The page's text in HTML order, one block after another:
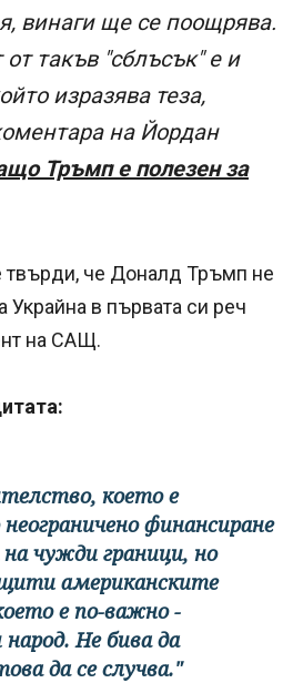
винаги ще се поощрява.
такъв "сблъсък" е и
изразява теза,
на Йордан
Тръмп е полезен за
твърди, че Доналд Тръмп не
в първата си реч
на САЩ.
което е
финансиране
чужди граници, но
американските
е по-важно -
Не бива да
да се случва."